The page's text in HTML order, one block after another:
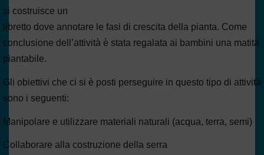
si costruisce un
libretto dove annotare le fasi di crescita della pianta. Come
conclusione dell’attività è stata regalata ai bambini una matita
piantabile.
Gli obiettivi che ci si è posti perseguire in questo tipo di attività
sono i seguenti:
Manipolare e utilizzare materiali naturali (acqua, terra, semi)
Collaborare alla costruzione della serra